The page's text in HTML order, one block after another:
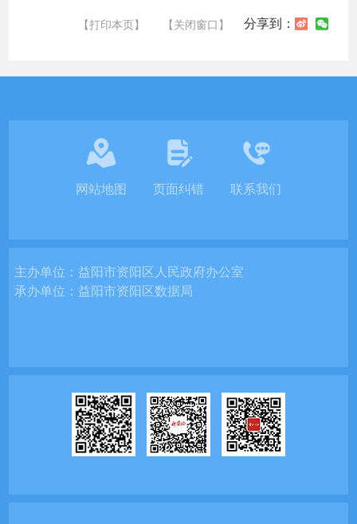
【打印本页】 【关闭窗口】 分享到：
网站地图 页面纠错 联系我们
主办单位：益阳市资阳区人民政府办公室
承办单位：益阳市资阳区数据局